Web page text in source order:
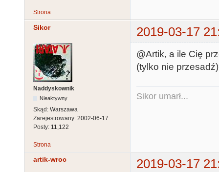
Strona
Sikor 2019-03-17
Naddyskownik
Nieaktywny
Skąd: Warszawa
Zarejestrowany: 2002-06-17
Posty: 11,122
@Artik, a ile Cię
(tylko nie
Sikor umarł...
Strona
artik-wroc 2019-03-17